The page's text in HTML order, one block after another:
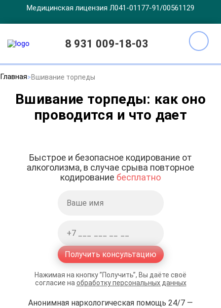
Медицинская лицензия Л041-01177-91/00561129
8 931 009-18-03
Главная Вшивание торпеды
Вшивание торпеды: как оно
проводится и что дает
Быстрое и безопасное кодирование от
алкоголизма, в случае срыва повторное
кодирование бесплатно
Получить консультацию
Нажимая на кнопку ”Получить”, Вы даёте своё
согласие на обработку персональных данных
Анонимная наркологическая помощь 24/7 —